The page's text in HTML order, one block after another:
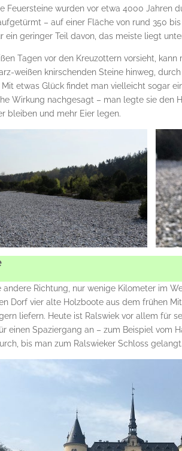
Feuersteine wurden vor etwa 4000 Jahren
– auf einer Fläche von rund 350
ein geringer Teil davon, das meiste liegt
Tagen vor den Kreuzottern vorsieht,
weißen knirschenden Steine hinweg,
etwas Glück findet man vielleicht sogar
Wirkung nachgesagt – man legte sie den
bleiben und mehr Eier legen.
andere Richtung, nur wenige Kilometer im
Dorf vier alte Holzboote aus dem frühen
liefern. Heute ist Ralswiek vor allem für
einen Spaziergang an – zum Beispiel vom
bis man zum Ralswieker Schloss gelangt.